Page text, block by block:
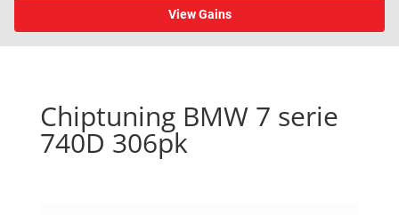
Chiptuning BMW 7 serie
740D 306pk